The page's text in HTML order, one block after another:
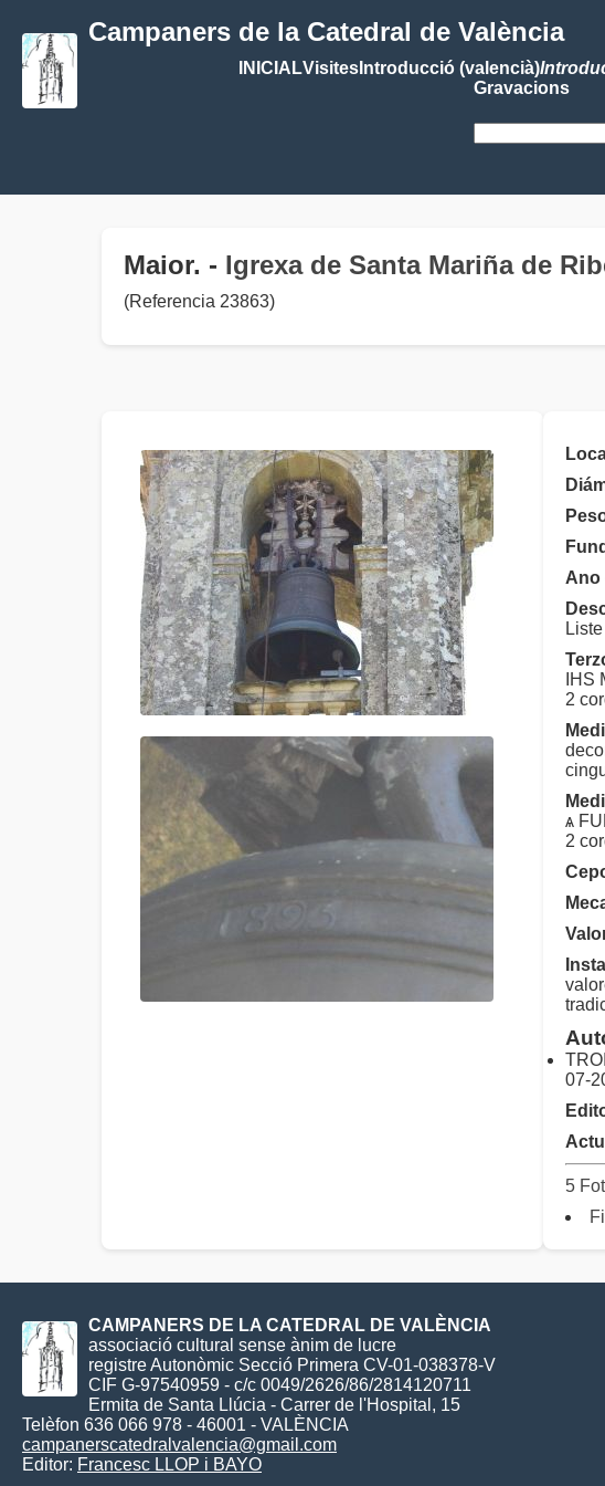
Campaners de la Catedral de València
INICIALVisitesIntroducció (valencià)
Gravacions
Maior. - Igrexa de Santa Mariña de
(Referencia 23863)
Ano
IHS
2
ѧ
2
07-
5
CAMPANERS DE LA CATEDRAL DE VALÈNCIA
associació cultural sense ànim de lucre
registre Autonòmic Secció Primera CV-01-038378-V
CIF G-97540959 - c/c 0049/2626/86/2814120711
Ermita de Santa Llúcia - Carrer de l'Hospital, 15
Telèfon 636 066 978 - 46001 - VALÈNCIA
campanerscatedralvalencia@gmail.com
Editor: Francesc LLOP i BAYO